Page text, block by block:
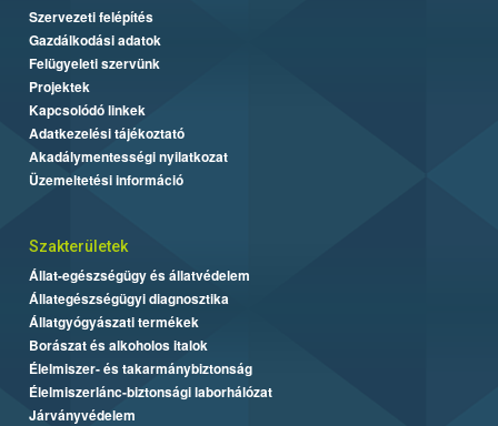
Szervezeti felépítés
Gazdálkodási adatok
Felügyeleti szervünk
Projektek
Kapcsolódó linkek
Adatkezelési tájékoztató
Akadálymentességi nyilatkozat
Üzemeltetési információ
Szakterületek
Állat-egészségügy és állatvédelem
Állategészségügyi diagnosztika
Állatgyógyászati termékek
Borászat és alkoholos italok
Élelmiszer- és takarmánybiztonság
Élelmiszerlánc-biztonsági laborhálózat
Járványvédelem